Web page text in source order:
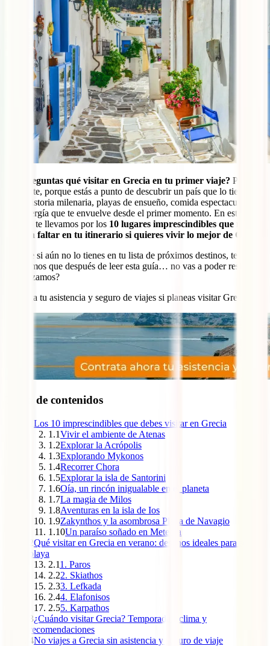
¿Te preguntas qué visitar en Grecia en tu primer viaje? Pues
prepárate, porque estás a punto de descubrir un país que lo tiene
todo: historia milenaria, playas de ensueño, comida espectacular y
una energía que te envuelve desde el primer momento. En este
artículo te llevamos por los 10 lugares imprescindibles que no
pueden faltar en tu itinerario si quieres vivir lo mejor de Grecia
Así que si aún no lo tienes en tu lista de próximos destinos, te
advertimos que después de leer esta guía… no vas a poder resistirte.
¿Empezamos?
Contrata tu asistencia y seguro de viajes si planeas visitar Grecia:
Tabla de contenidos
Los 10 imprescindibles que debes visitar en Grecia
1.1Vivir el ambiente de Atenas
1.2Explorar la Acrópolis
1.3Explorando Mykonos
1.4Recorrer Chora
1.5Explorar la isla de Santorini
1.6Oía, un rincón inigualable en el planeta
1.7La magia de Milos
1.8Aventuras en la isla de Ios
1.9Zakynthos y la asombrosa Playa de Navagio
1.10Un paraíso soñado en Meteora
2Qué visitar en Grecia en verano: destinos ideales para sol y
playa
2.11. Paros
2.22. Skiathos
2.33. Lefkada
2.44. Elafonisos
2.55. Karpathos
3¿Cuándo visitar Grecia? Temporadas, clima y
recomendaciones
4No viajes a Grecia sin asistencia y seguro de viaje